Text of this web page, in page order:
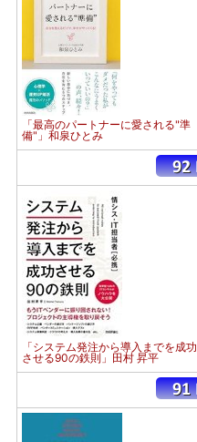
「最高のパートナーに愛される"準
備"」和泉ひとみ
「システム発注から導入までを成功
させる90の鉄則」田村 昇平